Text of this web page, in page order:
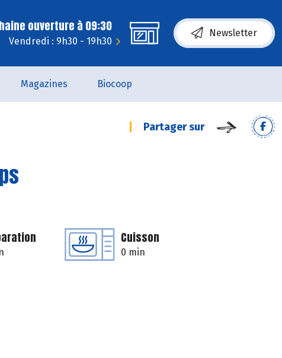
ouverture à 09:30
Vendredi : 9h30 - 19h30
Newsletter
Magazines Biocoop
Partager sur
Cuisson
0 min